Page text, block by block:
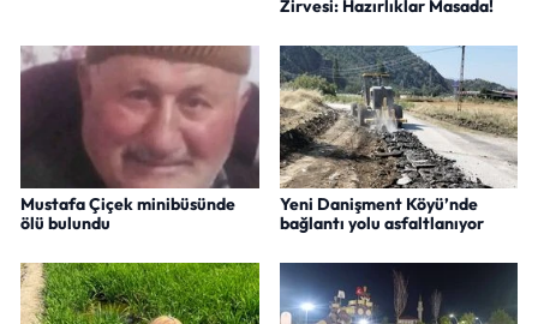
Zirvesi: Hazırlıklar Masada!
Mustafa Çiçek minibüsünde
ölü bulundu
Yeni Danişment Köyü’nde
bağlantı yolu asfaltlanıyor